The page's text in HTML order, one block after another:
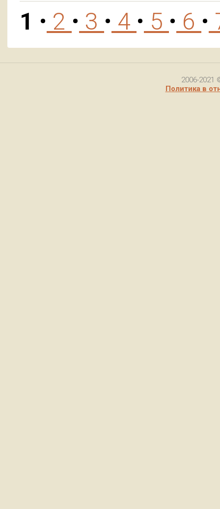
1 • 2 • 3 • 4 • 5 • 6 •
2006-2021
Политика в